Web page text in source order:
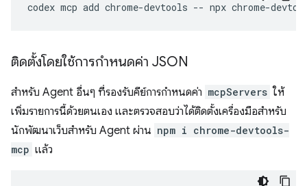
codex mcp add chrome-devtools -- npx
ติดตั้งโดยใช้การกำหนดค่า JSON
สำหรับ Agent อื่นๆ ที่รองรับคีย์การกำหนดค่า mcpServers ให้
เพิ่มรายการนี้ด้วยตนเอง และตรวจสอบว่าได้ติดตั้งเครื่องมือสำหรับ
นักพัฒนาเว็บสำหรับ Agent ผ่าน npm i chrome-devtools-
mcp แล้ว